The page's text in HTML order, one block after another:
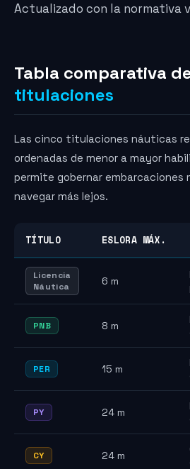
Actualizado con la normativa
Tabla comparativa
titulaciones
Las cinco titulaciones náuticas
ordenadas de menor a mayor
permite gobernar embarcaciones
navegar más lejos.
TÍTULO ESLORA MÁX.
Licencia
Náutica
6 m
PNB 8 m
PER 15 m
PY 24 m
CY 24 m